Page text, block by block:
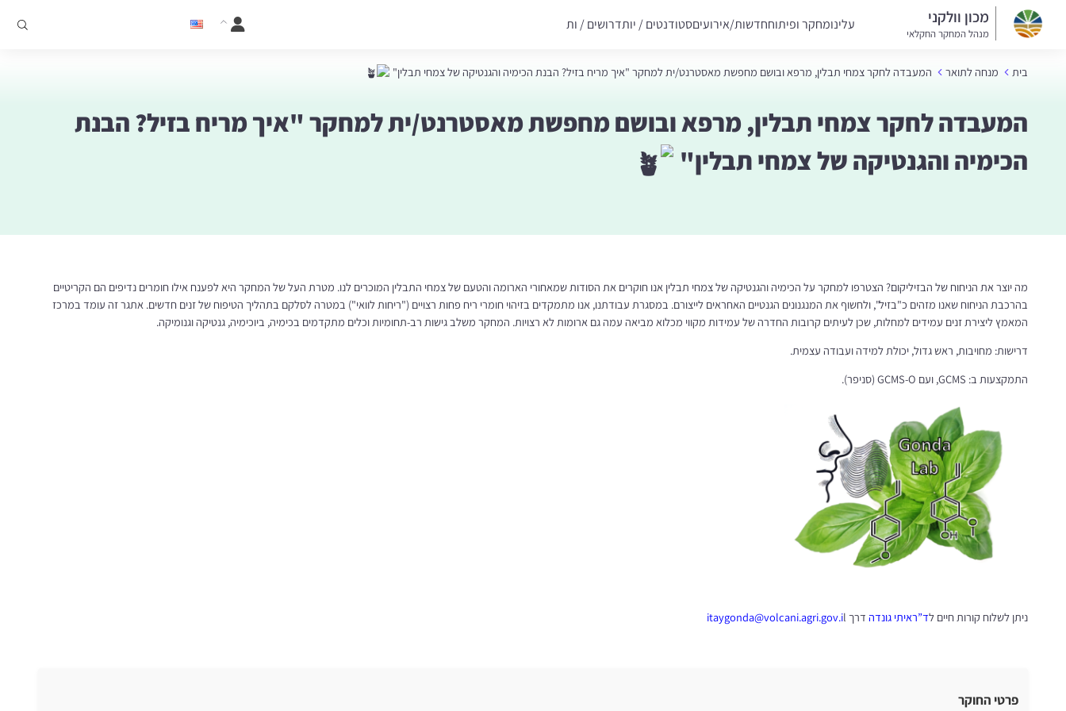
מכון וולקני
מנהל המחקר החקלאי
עלינומחקר ופיתוחחדשות/אירועיםסטודנטים / יותדרושים / ות
בית מנחה לתואר המעבדה לחקר צמחי תבלין, מרפא ובושם מחפשת מאסטרנט/ית למחקר "איך מריח בזיל? הבנת הכימיה והגנטיקה של צמחי תבלין"
המעבדה לחקר צמחי תבלין, מרפא ובושם מחפשת מאסטרנט/ית למחקר "איך מריח בזיל? הבנת
הכימיה והגנטיקה של צמחי תבלין"
מה יוצר את הניחוח של הבזיליקום? הצטרפו למחקר על הכימיה והגנטיקה של צמחי תבלין אנו חוקרים את הסודות שמאחורי הארומה והטעם של צמחי התבלין המוכרים לנו. מטרת העל של המחקר היא לפענח אילו חומרים נדיפים הם הקריטיים
בהרכבת הניחוח שאנו מזהים כ"בזיל", ולחשוף את המנגנונים הגנטיים האחראים לייצורם. במסגרת עבודתנו, אנו מתמקדים בזיהוי חומרי ריח פחות רצויים ("ריחות לוואי") במטרה לסלקם בתהליך הטיפוח של זנים חדשים. אתגר זה עומד במרכז
המאמץ ליצירת זנים עמידים למחלות, שכן לעיתים קרובות החדרה של עמידות מקווי מכלוא מביאה עמה גם ארומות לא רצויות. המחקר משלב גישות רב-תחומיות וכלים מתקדמים בכימיה, ביוכימיה, גנטיקה וגנומיקה.
דרישות: מחויבות, ראש גדול, יכולת למידה ועבודה עצמית.
התמקצעות ב: GCMS, ועם GCMS-O (סניפר).
ניתן לשלוח קורות חיים לד”ראיתי גונדה דרך itaygonda@volcani.agri.gov.il
פרטי החוקר